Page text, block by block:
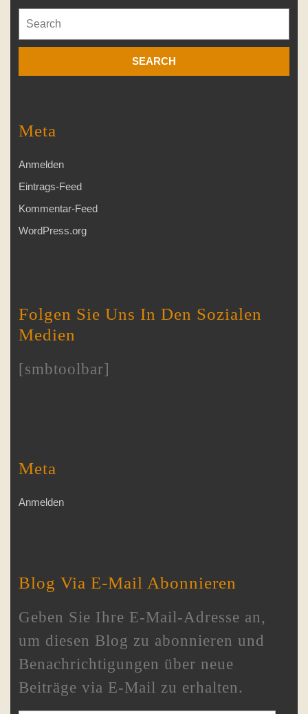
for:
Meta
Anmelden
Eintrags-Feed
Kommentar-Feed
WordPress.org
Folgen Sie Uns In Den Sozialen
Medien
[smbtoolbar]
Meta
Anmelden
Blog Via E-Mail Abonnieren
Geben Sie Ihre E-Mail-Adresse an,
um diesen Blog zu abonnieren und
Benachrichtigungen über neue
Beiträge via E-Mail zu erhalten.